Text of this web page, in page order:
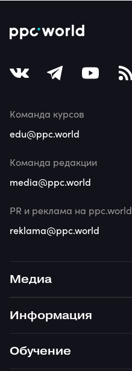
Медиа
Информация
Обучение
Команда курсов
edu@ppc.world
Команда редакции
media@ppc.world
PR и реклама на ppc.world
reklama@ppc.world